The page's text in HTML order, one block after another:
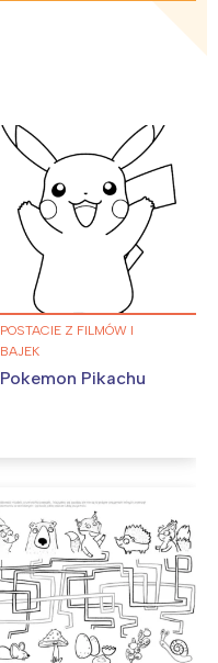
POSTACIE Z FILMÓW I
BAJEK
Pokemon Pikachu